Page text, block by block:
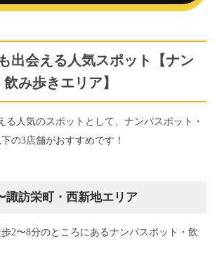
出会える人気スポット【ナン
み歩きエリア】
る人気のスポットとして、ナンパスポット・
の3店舗がおすすめです！
諏訪栄町・西新地エリア
2〜8分のところにあるナンパスポット・飲